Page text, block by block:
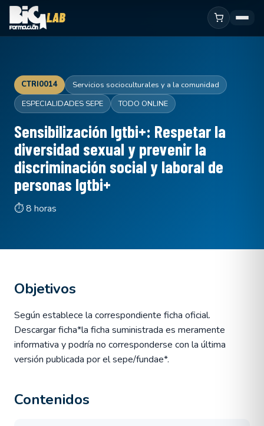
CTRI0014
Servicios socioculturales y a la comunidad
ESPECIALIDADES SEPE
TODO ONLINE
Sensibilización lgtbi+: Respetar la
diversidad sexual y prevenir la
discriminación social y laboral de
personas lgtbi+
⏱ 8 horas
Objetivos
Según establece la correspondiente ficha oficial.
Descargar ficha*la ficha suministrada es meramente
informativa y podría no corresponderse con la última
versión publicada por el sepe/fundae*.
Contenidos